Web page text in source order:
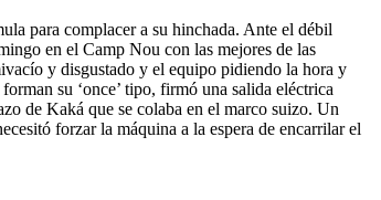
para complacer a su hinchada. Ante el débil
en el Camp Nou con las mejores de las
y disgustado y el equipo pidiendo la hora y
su ‘once’ tipo, firmó una salida eléctrica
de Kaká que se colaba en el marco suizo. Un
forzar la máquina a la espera de encarrilar el